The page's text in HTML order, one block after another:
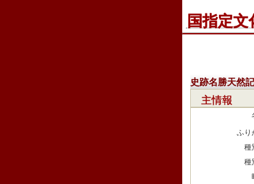
国指定文
史跡名勝天然
主情報
ふり
種
種